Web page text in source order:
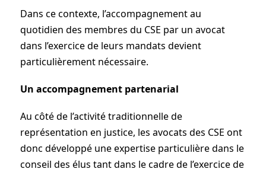
Dans ce contexte, l’accompagnement au
quotidien des membres du CSE par un avocat
dans l’exercice de leurs mandats devient
particulièrement nécessaire.
Un accompagnement partenarial
Au côté de l’activité traditionnelle de
représentation en justice, les avocats des CSE ont
donc développé une expertise particulière dans le
conseil des élus tant dans le cadre de l’exercice de